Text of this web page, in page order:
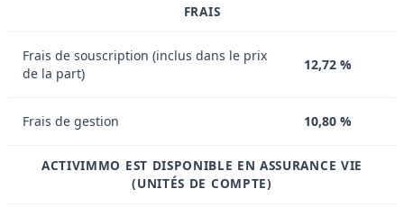
FRAIS
Frais de souscription (inclus dans le prix
de la part)
12,72 %
Frais de gestion 10,80 %
ACTIVIMMO EST DISPONIBLE EN ASSURANCE VIE
(UNITÉS DE COMPTE)